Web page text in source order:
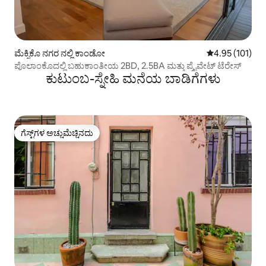
ಮೆಕ್ಸಿಕೊ ನಗರ ನಲ್ಲಿ ಕಾಂಡೋ 5 ರಲ್ಲಿ 4.95
4.95 (101)
ಪೊಲಾಂಕೊದಲ್ಲಿ ಬಹುಕಾಂತೀಯ 2BD, 2.5BA ಮತ್ತು ಪ್ರೈವೇಟ್ ಟೆರೇಸ್
ಕುಟುಂಬ-ಸ್ನೇಹಿ ಮನೆಯ ಬಾಡಿಗೆಗಳು
ಗೆಸ್ಟ್‌ಗಳ ಅಚ್ಚುಮೆಚ್ಚಿನದು
ಗೆಸ್ಟ್‌ಗಳ ಅಚ್ಚುಮೆಚ್ಚಿನದು